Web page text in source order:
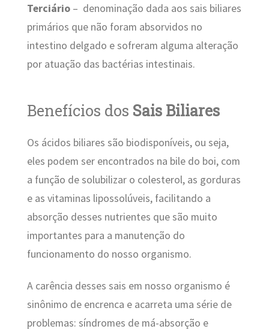
Terciário– denominação dada aos sais biliares
primários que não foram absorvidos no
intestino delgado e sofreram alguma alteração
por atuação das bactérias intestinais.
Benefícios dos Sais Biliares
Os ácidos biliares são biodisponíveis, ou seja,
eles podem ser encontrados na bile do boi, com
a função de solubilizar o colesterol, as gorduras
e as vitaminas lipossolúveis, facilitando a
absorção desses nutrientes que são muito
importantes para a manutenção do
funcionamento do nosso organismo.
A carência desses sais em nosso organismo é
sinônimo de encrenca e acarreta uma série de
problemas: síndromes de má-absorção e